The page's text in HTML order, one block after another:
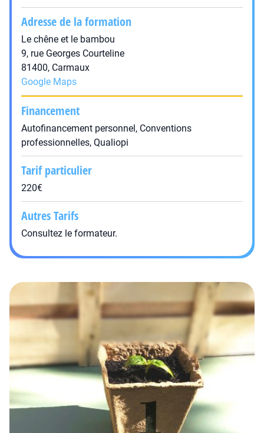
Adresse de la formation
Le chêne et le bambou
9, rue Georges Courteline
81400, Carmaux
Google Maps
Financement
Autofinancement personnel, Conventions
professionnelles, Qualiopi
Tarif particulier
220€
Autres Tarifs
Consultez le formateur.